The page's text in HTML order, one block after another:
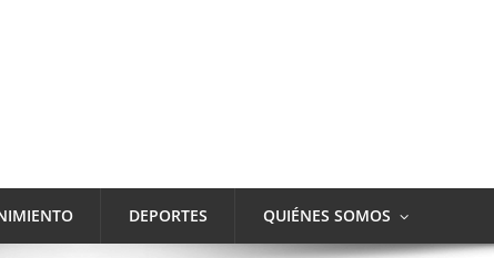
DEPORTES QUIÉNES SOMOS